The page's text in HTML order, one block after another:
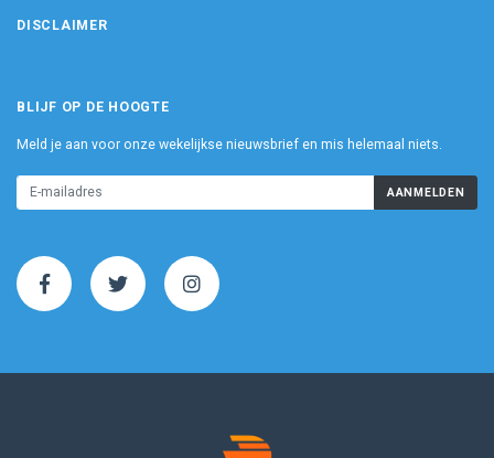
DISCLAIMER
BLIJF OP DE HOOGTE
Meld je aan voor onze wekelijkse nieuwsbrief en mis helemaal niets.
AANMELDEN